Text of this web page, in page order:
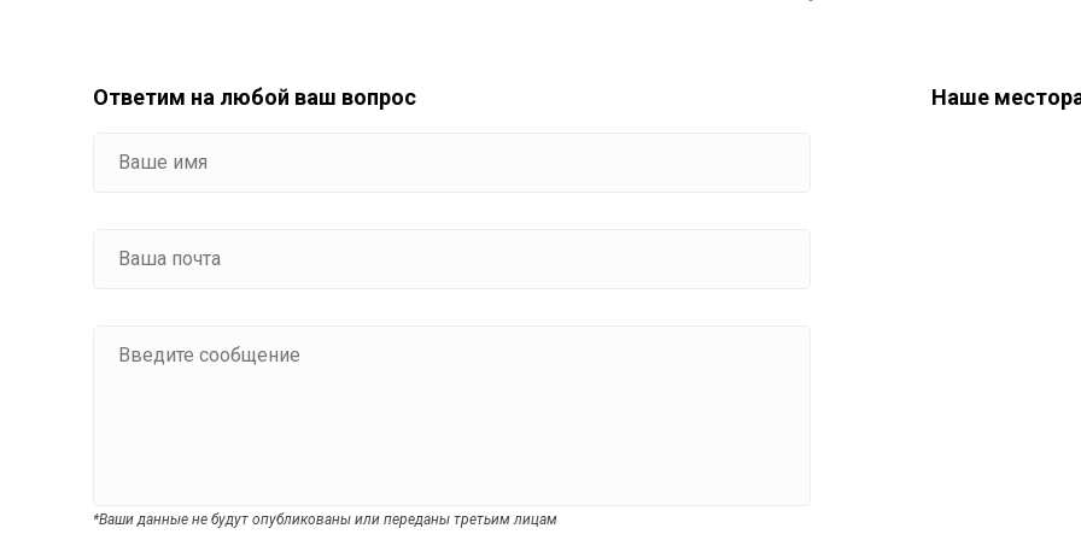
Ответим на любой ваш вопрос
*Ваши данные не будут опубликованы или переданы третьим лицам
Наше